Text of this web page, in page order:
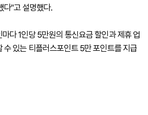
다"고 설명했다.
다 1인당 5만원의 통신요금 할인과 제휴 업
수 있는 티플러스포인트 5만 포인트를 지급